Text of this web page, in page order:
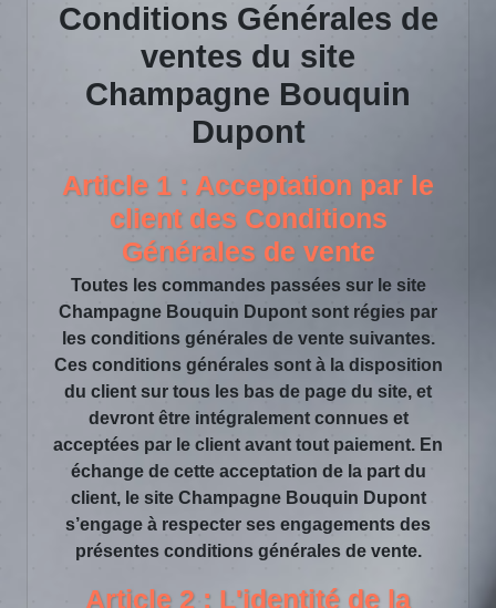
Conditions Générales de
ventes du site
Champagne Bouquin
Dupont
Article 1 : Acceptation par le
client des Conditions
Générales de vente
Toutes les commandes passées sur le site
Champagne Bouquin Dupont sont régies par
les conditions générales de vente suivantes.
Ces conditions générales sont à la disposition
du client sur tous les bas de page du site, et
devront être intégralement connues et
acceptées par le client avant tout paiement. En
échange de cette acceptation de la part du
client, le site Champagne Bouquin Dupont
s’engage à respecter ses engagements des
présentes conditions générales de vente.
Article 2 : L'identité de la